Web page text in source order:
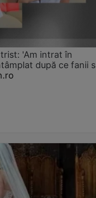
'Am intrat în
după ce fanii